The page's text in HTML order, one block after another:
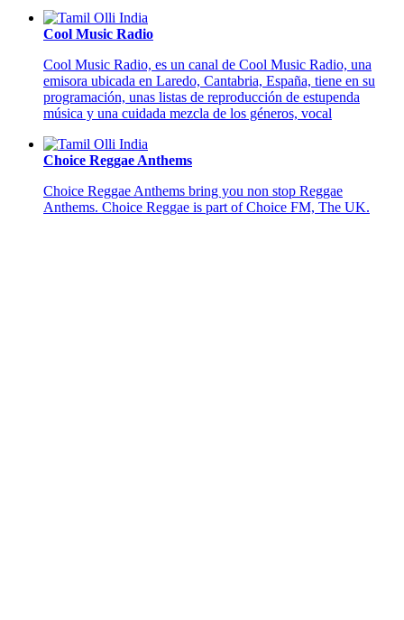
Cool Music Radio
Cool Music Radio, es un canal de Cool Music Radio, una
emisora ubicada en Laredo, Cantabria, España, tiene en su
programación, unas listas de reproducción de estupenda
música y una cuidada mezcla de los géneros, vocal
Choice Reggae Anthems
Choice Reggae Anthems bring you non stop Reggae
Anthems. Choice Reggae is part of Choice FM, The UK.